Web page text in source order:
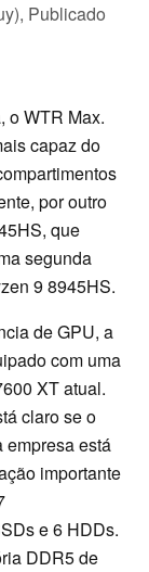
Publicado
o WTR Max.
capaz do
por outro
que
segunda
9 8945HS.
de GPU, a
com uma
XT atual.
claro se o
empresa está
importante
e 6 HDDs.
DDR5 de